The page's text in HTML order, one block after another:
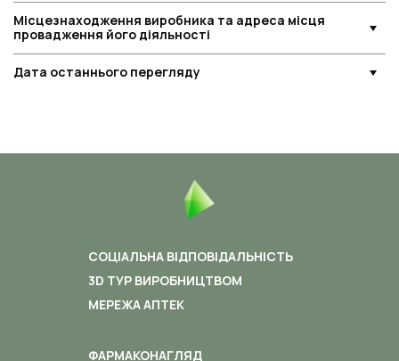
Місцезнаходження виробника та адреса місця
провадження його діяльності
Дата останнього перегляду
СОЦІАЛЬНА ВІДПОВІДАЛЬНІСТЬ
3D ТУР ВИРОБНИЦТВОМ
МЕРЕЖА АПТЕК
ФАРМАКОНАГЛЯД